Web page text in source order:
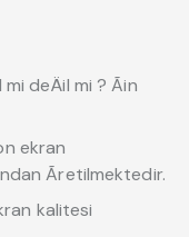
deÄil mi ? Ãin
ekran
Ãretilmektedir.
kalitesi